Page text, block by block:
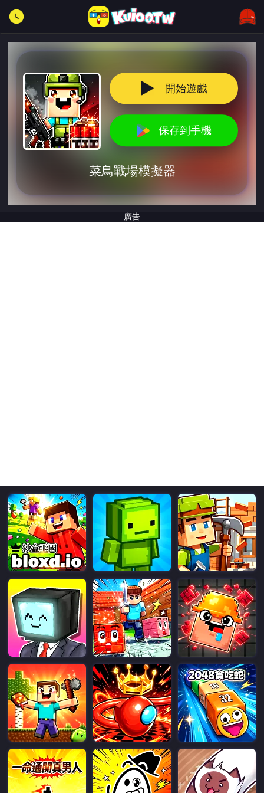
菜鳥戰場模擬器
開始遊戲
保存到手機
廣告